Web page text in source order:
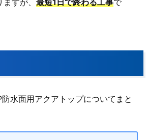
水面用アクアトップについてまと